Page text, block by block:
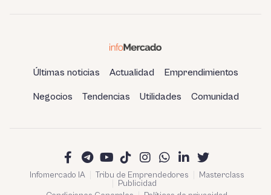
Últimas noticias Actualidad Emprendimientos
Negocios Tendencias Utilidades Comunidad
Infomercado IA Tribu de Emprendedores
Masterclass
Publicidad